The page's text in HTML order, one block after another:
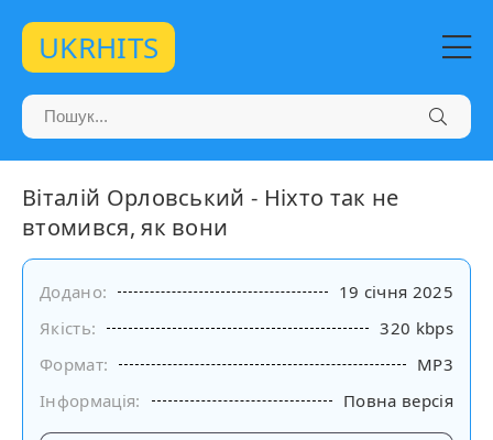
UKRHITS
Віталій Орловський - Ніхто так не
втомився, як вони
Додано:
19 січня 2025
Якість:
320 kbps
Формат:
MP3
Інформація:
Повна версія